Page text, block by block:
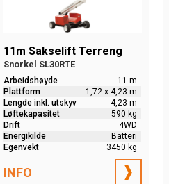
11m Sakselift Terreng
Snorkel SL30RTE
Arbeidshøyde
11 m
Plattform
1,72 x 4,23 m
Lengde inkl. utskyv
4,23 m
Løftekapasitet
590 kg
Drift
4WD
Energikilde
Batteri
Egenvekt
3450 kg
INFO